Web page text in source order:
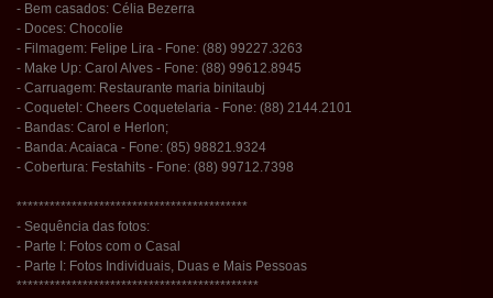
- Bem casados: Célia Bezerra
- Doces: Chocolie
- Filmagem: Felipe Lira - Fone: (88) 99227.3263
- Make Up: Carol Alves - Fone: (88) 99612.8945
- Carruagem: Restaurante maria binitaubj
- Coquetel: Cheers Coquetelaria - Fone: (88) 2144.2101
- Bandas: Carol e Herlon;
- Banda: Acaiaca - Fone: (85) 98821.9324
- Cobertura: Festahits - Fone: (88) 99712.7398
******************************************
- Sequência das fotos:
- Parte I: Fotos com o Casal
- Parte I: Fotos Individuais, Duas e Mais Pessoas
********************************************